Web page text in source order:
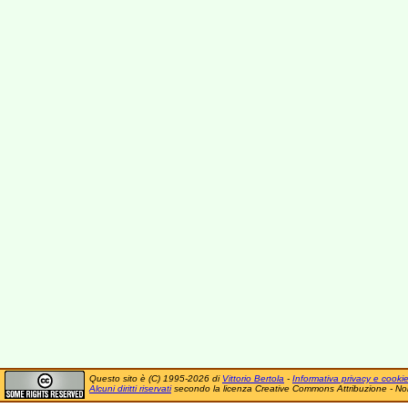
Questo sito è (C) 1995-2026 di Vittorio Bertola - Informativa privacy e cookie
Alcuni diritti riservatisecondo la licenza Creative Commons Attribuzione -